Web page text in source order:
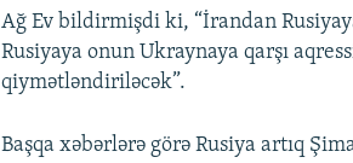
Ağ Ev bildirmişdi ki, “İrandan
Rusiyaya onun Ukraynaya qarşı
qiymətləndiriləcək”.
Başqa xəbərlərə görə Rusiya artıq